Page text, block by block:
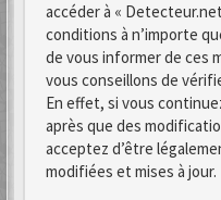
accéder à «
conditions à n’importe
de vous informer de ces
vous conseillons de
En effet, si vous
après que des
acceptez d’être
modifiées et mises à jour.